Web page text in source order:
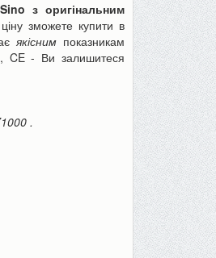
-13%
Товщиномір шару
шпаклівки, лаку
680 грн 590 грн
з оригінальним
зможете купити в
якісним показникам
CE - Ви залишитеся
.